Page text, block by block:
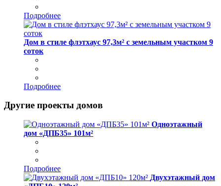
Подробнее
Дом в стиле флэтхаус 97,3м² с земельным участком 9
соток
Подробнее
Другие проекты домов
Одноэтажный
дом «ДПБ35» 101м²
Подробнее
Двухэтажный дом